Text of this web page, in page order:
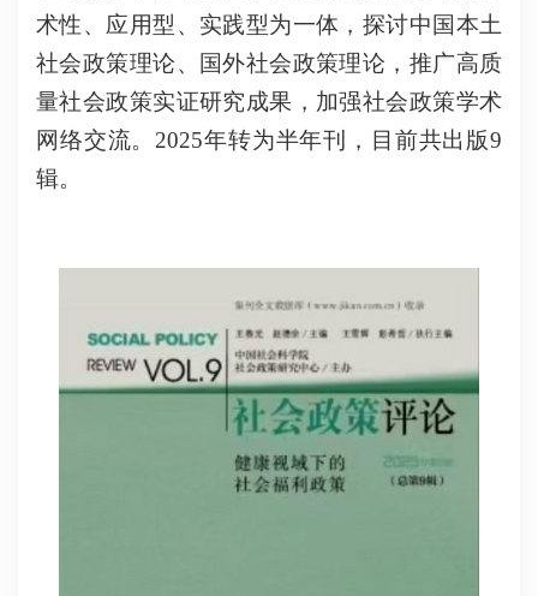
术性、应用型、实践型为一体，探讨中国本土
社会政策理论、国外社会政策理论，推广高质
量社会政策实证研究成果，加强社会政策学术
网络交流。2025年转为半年刊，目前共出版9
辑。